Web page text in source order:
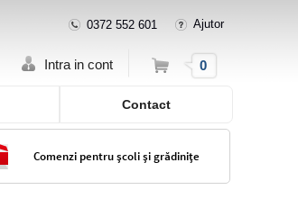
0372 552 601 Ajutor
Intra in cont Cos 0
Contact
Comenzi pentru școli și grădinițe